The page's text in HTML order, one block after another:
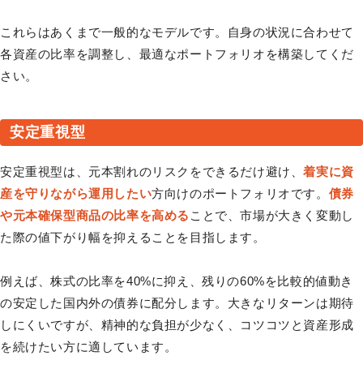
これらはあくまで一般的なモデルです。自身の状況に合わせて
各資産の比率を調整し、最適なポートフォリオを構築してくだ
さい。
安定重視型
安定重視型は、元本割れのリスクをできるだけ避け、着実に資
産を守りながら運用したい方向けのポートフォリオです。 債券
や元本確保型商品の比率を高める ことで、市場が大きく変動し
た際の値下がり幅を抑えることを目指します。
例えば、株式の比率を40%に抑え、残りの60%を比較的値動き
の安定した国内外の債券に配分します。大きなリターンは期待
しにくいですが、精神的な負担が少なく、コツコツと資産形成
を続けたい方に適しています。